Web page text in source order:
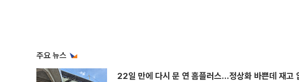
주요 뉴스
22일 만에 다시 문 연 홈플러스…정상화 바쁜데 재고